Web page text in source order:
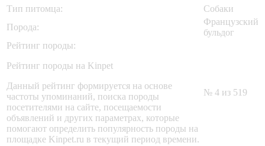
Тип питомца:
Собаки
Порода:
Французский
бульдог
Рейтинг породы:
Рейтинг породы на Kinpet
Данный рейтинг формируется на основе
частоты упоминаний, поиска породы
посетителями на сайте, посещаемости
объявлений и других параметрах, которые
помогают определить популярность породы на
площадке Kinpet.ru в текущий период времени.
№ 4 из 519